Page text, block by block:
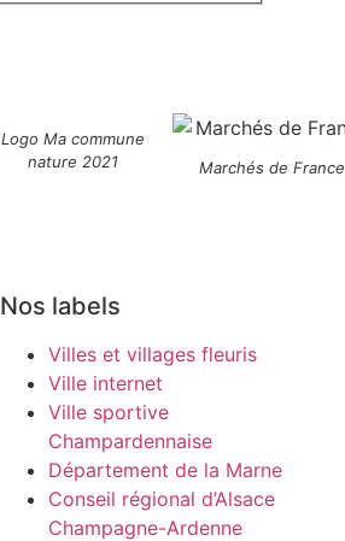
Logo Ma commune
nature 2021
Marchés de France
Nos labels
Villes et villages fleuris
Ville internet
Ville sportive
Champardennaise
Département de la Marne
Conseil régional d’Alsace
Champagne-Ardenne